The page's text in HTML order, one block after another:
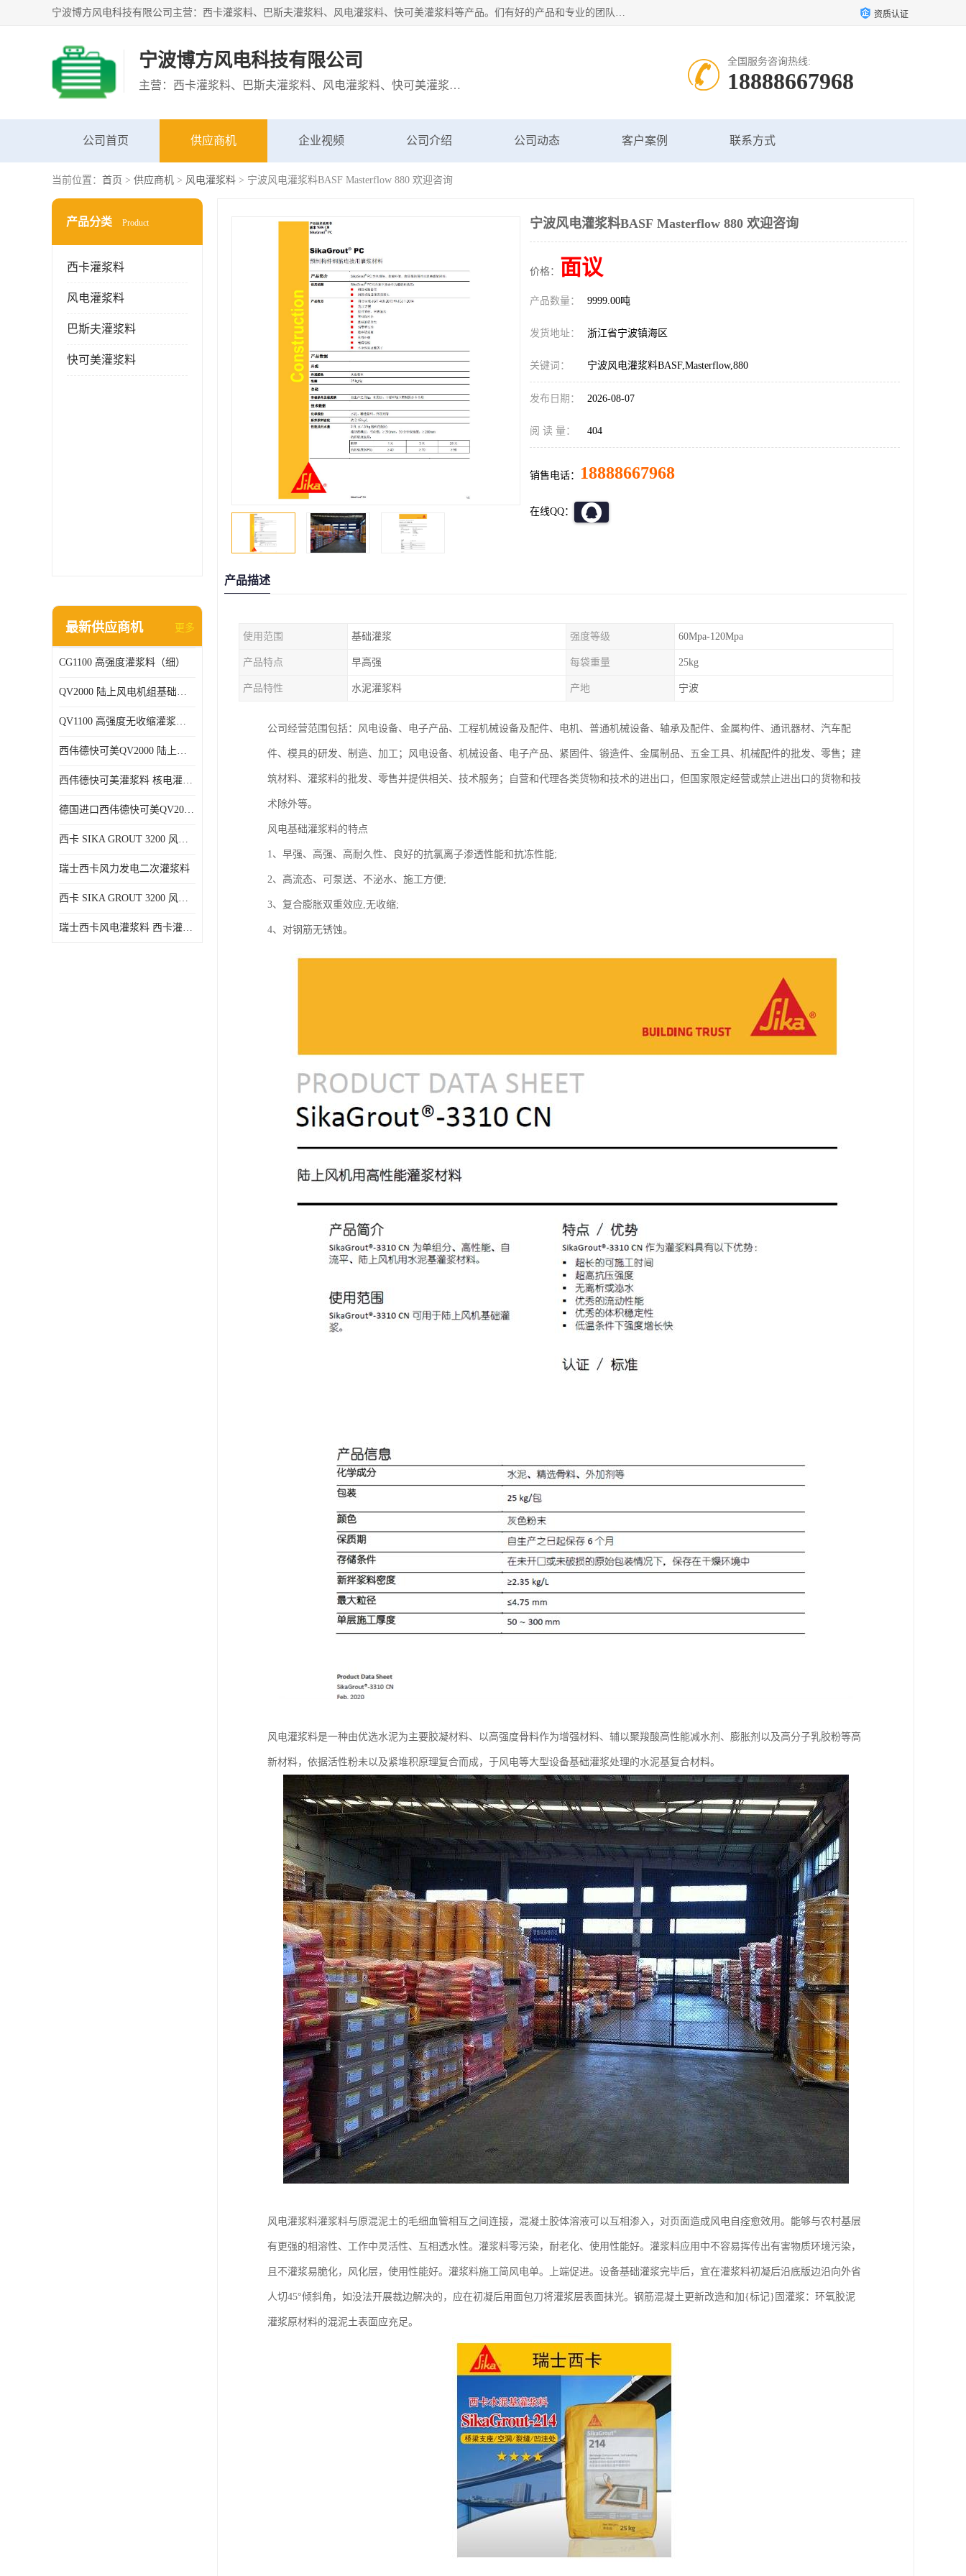
宁波博方风电科技有限公司主营：西卡灌浆料、巴斯夫灌浆料、风电灌浆料、快可美灌浆料等产品。们有好的产品和专业的团队，公司发展迅速，我们为客户提供优质的产品、良好的技术支持、健全的售后服务。 资质认证
宁波博方风电科技有限公司
主营：西卡灌浆料、巴斯夫灌浆料、风电灌浆料、快可美灌浆料等产品
全国服务咨询热线:
18888667968
公司首页 供应商机 企业视频 公司介绍 公司动态 客户案例 联系方式
当前位置： 首页 > 供应商机 > 风电灌浆料 > 宁波风电灌浆料BASF Masterflow 880 欢迎咨询
产品分类 Product
西卡灌浆料
风电灌浆料
巴斯夫灌浆料
快可美灌浆料
最新供应商机 更多
CG1100 高强度灌浆料（细）
QV2000 陆上风电机组基础灌浆砂浆
QV1100 高强度无收缩灌浆砂浆
西伟德快可美QV2000 陆上风电灌浆料 均匀、 流动度好、可泵送
西伟德快可美灌浆料 核电灌浆材料
德国进口西伟德快可美QV2000PLUS陆上风电灌浆料 优异耐疲劳性能
西卡 SIKA GROUT 3200 风电 灌浆料
瑞士西卡风力发电二次灌浆料
西卡 SIKA GROUT 3200 风电 灌浆料 214 灌浆料
瑞士西卡风电灌浆料 西卡灌浆料 西卡海上风电灌浆料 西卡灌浆料
宁波风电灌浆料BASF Masterflow 880 欢迎咨询
价格： 面议
产品数量： 9999.00吨
发货地址： 浙江省宁波镇海区
关键词： 宁波风电灌浆料BASF,Masterflow,880
发布日期： 2026-08-07
阅 读 量： 404
销售电话： 18888667968
在线QQ：
产品描述
使用范围 基础灌浆 强度等级 60Mpa-120Mpa
产品特点 早高强 每袋重量 25kg
产品特性 水泥灌浆料 产地 宁波
公司经营范围包括：风电设备、电子产品、工程机械设备及配件、电机、普通机械设备、轴承及配件、金属构件、通讯器材、汽车配
件、模具的研发、制造、加工；风电设备、机械设备、电子产品、紧固件、锻造件、金属制品、五金工具、机械配件的批发、零售；建
筑材料、灌浆料的批发、零售并提供相关、技术服务；自营和代理各类货物和技术的进出口，但国家限定经营或禁止进出口的货物和技
术除外等。
风电基础灌浆料的特点
1、早强、高强、高耐久性、良好的抗氯离子渗透性能和抗冻性能;
2、高流态、可泵送、不泌水、施工方便;
3、复合膨胀双重效应,无收缩;
4、对钢筋无锈蚀。
风电灌浆料是一种由优选水泥为主要胶凝材料、以高强度骨料作为增强材料、辅以聚羧酸高性能减水剂、膨胀剂以及高分子乳胶粉等高
新材料，依据活性粉未以及紧堆积原理复合而成，于风电等大型设备基础灌浆处理的水泥基复合材料。
风电灌浆料灌浆料与原混泥土的毛细血管相互之间连接，混凝土胶体溶液可以互相渗入，对页面造成风电自痊愈效用。能够与农村基层
有更强的相溶性、工作中灵活性、互相透水性。灌浆料零污染，耐老化、使用性能好。灌浆料应用中不容易挥传出有害物质环境污染，
且不灌浆易脆化，风化层，使用性能好。灌浆料施工简风电单。上端促进。设备基础灌浆完毕后，宜在灌浆料初凝后沿底版边沿向外省
人切45°倾斜角，如没法开展裁边解决的，应在初凝后用面包刀将灌浆层表面抹光。钢筋混凝土更新改造和加{标记}固灌浆：环氧胶泥
灌浆原材料的混泥土表面应充足。